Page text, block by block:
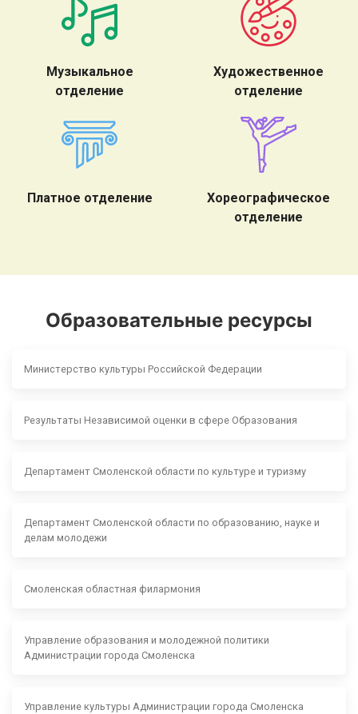
Музыкальное
отделение
Художественное
отделение
Платное отделение
Хореографическое
отделение
Образовательные ресурсы
Министерство культуры Российской Федерации
Результаты Независимой оценки в сфере Образования
Департамент Смоленской области по культуре и туризму
Департамент Смоленской области по образованию, науке и
делам молодежи
Смоленская областная филармония
Управление образования и молодежной политики
Администрации города Смоленска
Управление культуры Администрации города Смоленска